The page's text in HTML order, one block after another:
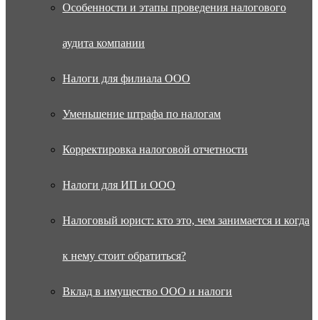
Особенности и этапы проведения налогового
аудита компании
Налоги для филиала ООО
Уменьшение штрафа по налогам
Корректировка налоговой отчетности
Налоги для ИП и ООО
Налоговый юрист: кто это, чем занимается и когда
к нему стоит обратиться?
Вклад в имущество ООО и налоги